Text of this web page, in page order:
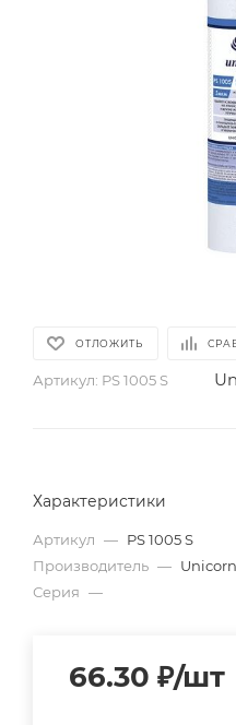
ОТЛОЖИТЬ
Артикул: PS 1005 S
Характеристики
Артикул — PS 1005 S
Производитель — Unicorn
Серия —
66.30 ₽/шт